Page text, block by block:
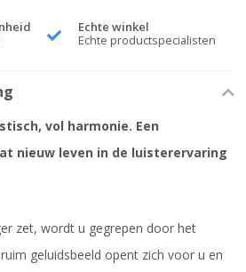
Echte winkel
Echte productspecialisten
vol harmonie. Een
nieuw leven in de luisterervaring
zet, wordt u gegrepen door het
geluidsbeeld opent zich voor u en